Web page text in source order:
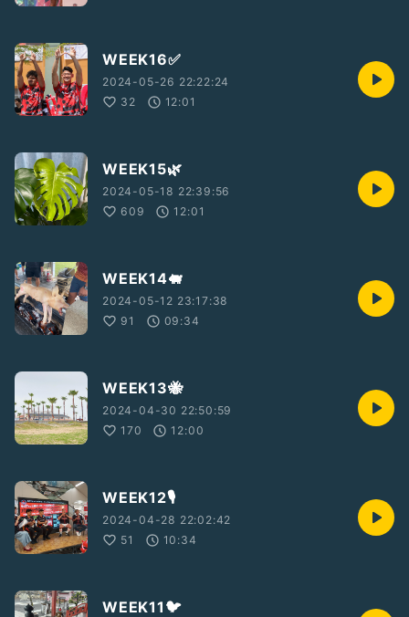
WEEK16✅
2024-05-26 22:22:24
32
12:01
WEEK15🌿
2024-05-18 22:39:56
609
12:01
WEEK14🐖
2024-05-12 23:17:38
91
09:34
WEEK13🐝
2024-04-30 22:50:59
170
12:00
WEEK12🎙️
2024-04-28 22:02:42
51
10:34
WEEK11🐦